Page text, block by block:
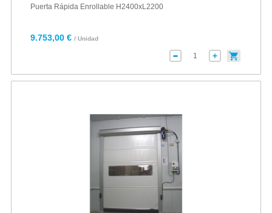
Puerta Rápida Enrollable H2400xL2200
9.753,00 € / Unidad